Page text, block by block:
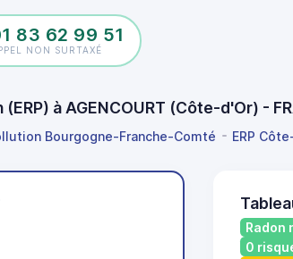
83 62 99 51
NON SURTAXÉ
à AGENCOURT (Côte-d'Or) -
Bourgogne-Franche-Comté ERP
Radon
0